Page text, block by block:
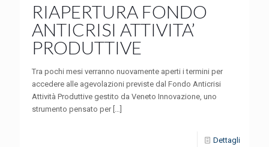
RIAPERTURA FONDO
ANTICRISI ATTIVITA’
PRODUTTIVE
Tra pochi mesi verranno nuovamente aperti i termini per
accedere alle agevolazioni previste dal Fondo Anticrisi
Attività Produttive gestito da Veneto Innovazione, uno
strumento pensato per[…]
Dettagli